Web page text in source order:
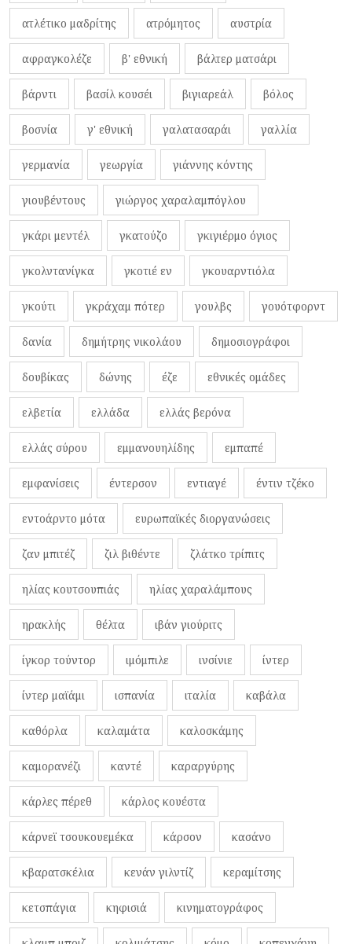
ατλέτικο μαδρίτης ατρόμητος αυστρία
αφραγκολέζε β' εθνική βάλτερ ματσάρι
βάρντι βασίλ κουσέι βιγιαρεάλ βόλος
βοσνία γ' εθνική γαλατασαράι γαλλία
γερμανία γεωργία γιάννης κόντης
γιουβέντους γιώργος χαραλαμπόγλου
γκάρι μεντέλ γκατούζο γκιγιέρμο όγιος
γκολντανίγκα γκοτιέ εν γκουαρντιόλα
γκούτι γκράχαμ πότερ γουλβς γουότφορντ
δανία δημήτρης νικολάου δημοσιογράφοι
δουβίκας δώνης έζε εθνικές ομάδες
ελβετία ελλάδα ελλάς βερόνα
ελλάς σύρου εμμανουηλίδης εμπαπέ
εμφανίσεις έντερσον εντιαγέ έντιν τζέκο
εντοάρντο μότα ευρωπαϊκές διοργανώσεις
ζαν μπιτέζ ζιλ βιθέντε ζλάτκο τρίπιτς
ηλίας κουτσουπιάς ηλίας χαραλάμπους
ηρακλής θέλτα ιβάν γιούριτς
ίγκορ τούντορ ιμόμπιλε ινσίνιε ίντερ
ίντερ μαϊάμι ισπανία ιταλία καβάλα
καθόρλα καλαμάτα καλοσκάμης
καμορανέζι καντέ καραργύρης
κάρλες πέρεθ κάρλος κουέστα
κάρνεϊ τσουκουεμέκα κάρσον κασάνο
κβαρατσκέλια κενάν γιλντίζ κεραμίτσης
κετσπάγια κηφισιά κινηματογράφος